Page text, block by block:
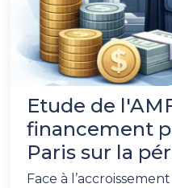
Etude de
financement
Paris sur la
Face à